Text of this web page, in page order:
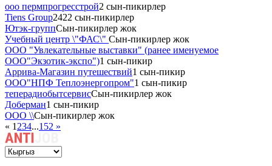
ооо пермпрогресстрой2 сын-пикирлер
Tiens Group2422 сын-пикирлер
Ютэк-группСын-пикирлер жок
Учебный центр \"ФАС\" Сын-пикирлер жок
ООО "Увлекательные выставки" (ранее именуемое
ООО"Экзотик-экспо")1 сын-пикир
Аррива-Магазин путешествий1 сын-пикир
ООО"НПФ Теплоэнергопром"1 сын-пикир
теперадиобытсервисСын-пикирлер жок
Доберман1 сын-пикир
ООО \\Сын-пикирлер жок
« 1 234...152 »